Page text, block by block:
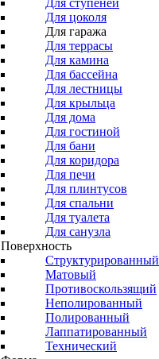
Для ступеней
Для цоколя
Для гаража
Для террасы
Для камина
Для бассейна
Для лестницы
Для крыльца
Для дома
Для гостиной
Для бани
Для коридора
Для печи
Для плинтусов
Для спальни
Для туалета
Для санузла
Поверхность
Структурированный
Матовый
Противоскользящий
Неполированный
Полированный
Лаппатированный
Технический